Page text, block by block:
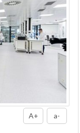
A+ a-